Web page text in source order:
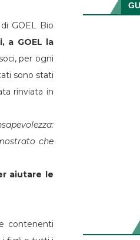
GOEL Bio
a GOEL la
per ogni
sono stati
rinviata in
che
aiutare le
contenenti